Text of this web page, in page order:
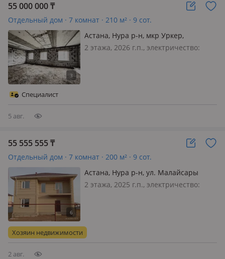
55 000 000₸
Отдельный дом · 7 комнат · 210 м² · 9 сот.
Астана, Нура р-н, мкр Уркер,
Малайсары батыра 61
2 этажа, 2026 г.п., электричество:
Специалист
5 авг.
55 555 555₸
Отдельный дом · 7 комнат · 200 м² · 9 сот.
Астана, Нура р-н, ул. Малайсары
батыра 66
2 этажа, 2025 г.п., электричество:
комнатный дом Дом строили для
себя, из качественных материалов…
Хозяин недвижимости
2 авг.